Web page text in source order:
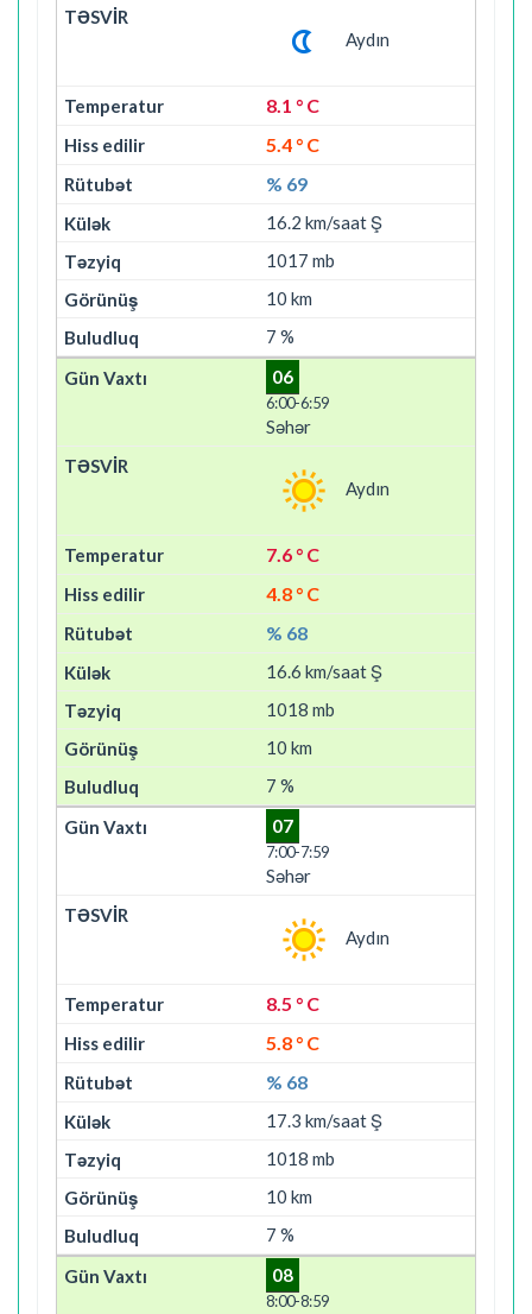
Aydın
8.1 ° C
5.4 ° C
% 69
16.2 km/saat Ş
1017 mb
10 km
7 %
06
6:00-6:59
Səhər
Aydın
7.6 ° C
4.8 ° C
% 68
16.6 km/saat Ş
1018 mb
10 km
7 %
07
7:00-7:59
Səhər
Aydın
8.5 ° C
5.8 ° C
% 68
17.3 km/saat Ş
1018 mb
10 km
7 %
08
8:00-8:59